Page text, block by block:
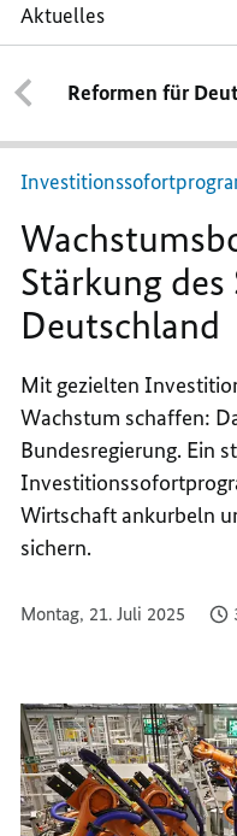
Aktuelles
Wachstums
zur
Stärkung
des
Standorts
Deutschland
Reformen für
Wachstums
Stärkung
Deutschland
Mit gezielten
Wachstum schaffen:
Bundesregierung. Ein
Wirtschaft ankurbeln
sichern.
Montag, 21. Juli 2025